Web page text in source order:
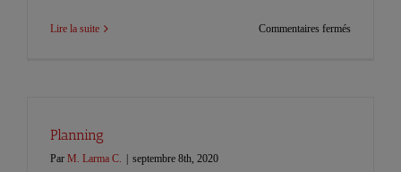
Lire la suite Commentaires fermés
Planning
Par M. Larma C. septembre 8th, 2020